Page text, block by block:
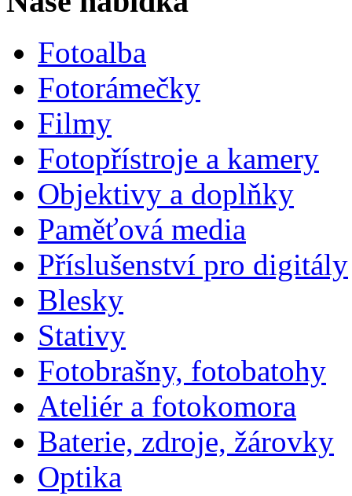
Fotoalba
Fotorámečky
Filmy
Fotopřístroje a kamery
Objektivy a doplňky
Paměťová media
Příslušenství pro digitály
Blesky
Stativy
Fotobrašny, fotobatohy
Ateliér a fotokomora
Baterie, zdroje, žárovky
Optika